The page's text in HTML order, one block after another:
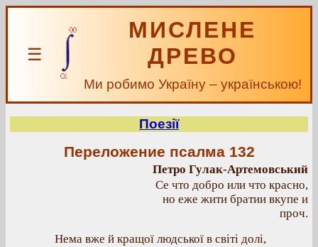
☰
МИСЛЕНЕ
ДРЕВО
Ми робимо Україну – українською!
Поезії
Переложение псалма 132
Петро Гулак-Артемовський
Се что добро или что красно,
но еже жити братии вкупе и
проч.
Нема вже й кращої людської в світі долі,